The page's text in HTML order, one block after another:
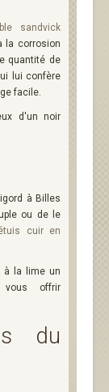
sandvick
la corrosion
quantité de
lui confère
facile.
d'un noir
à Billes
ou de le
cuir en
à la lime un
offrir
du